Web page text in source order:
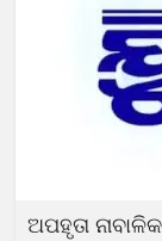
ଅପହୃତା